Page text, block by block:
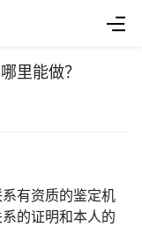
里能做？
有资质的鉴定机
的证明和本人的